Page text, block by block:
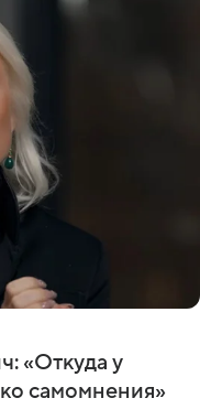
«Откуда у
самомнения»